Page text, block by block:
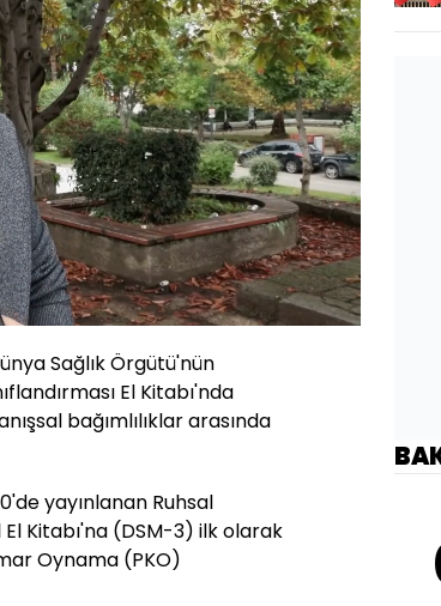
720
Oynatma
Hızı
Sağlık Örgütü'nün
El Kitabı'nda
bağımlılıklar arasında
yayınlanan Ruhsal
Kitabı'na (DSM-3) ilk olarak
Oynama (PKO)